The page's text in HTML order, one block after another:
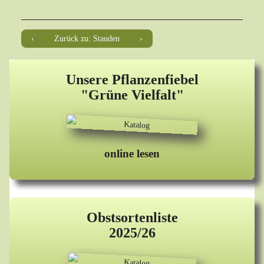
Unsere Pflanzenfiebel
"Grüne Vielfalt"
online lesen
Obstsortenliste
2025/26
Zurück zu: Stauden